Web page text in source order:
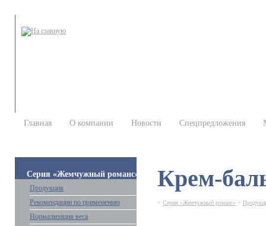
Главная О компании Новости Спецпредложения
Серия «Жемчужный романс»
Продукция
Рекомендации по применению
Нормализация веса
Крем-
> Серия «Жемчужный романс» >